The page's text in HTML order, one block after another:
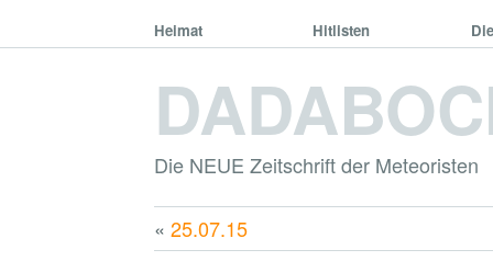
Heimat Hitlisten
Die NEUE Zeitschrift der Meteoristen
« 25.07.15